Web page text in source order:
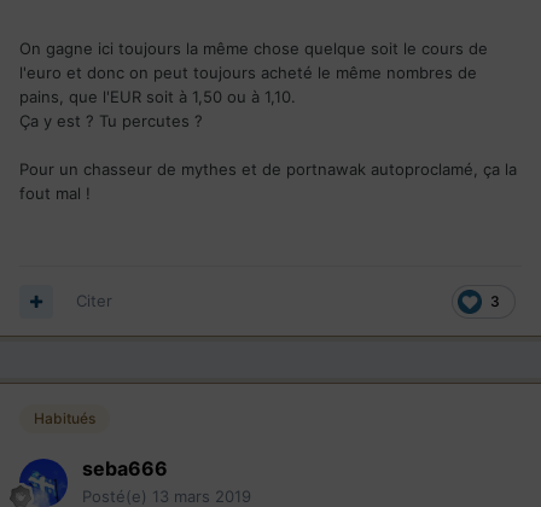
On gagne ici toujours la même chose quelque soit le cours de
l'euro et donc on peut toujours acheté le même nombres de
pains, que l'EUR soit à 1,50 ou à 1,10.
Ça y est ? Tu percutes ?
Pour un chasseur de mythes et de portnawak autoproclamé, ça la
fout mal !
3
Citer
Habitués
seba666
Posté(e) 13 mars 2019